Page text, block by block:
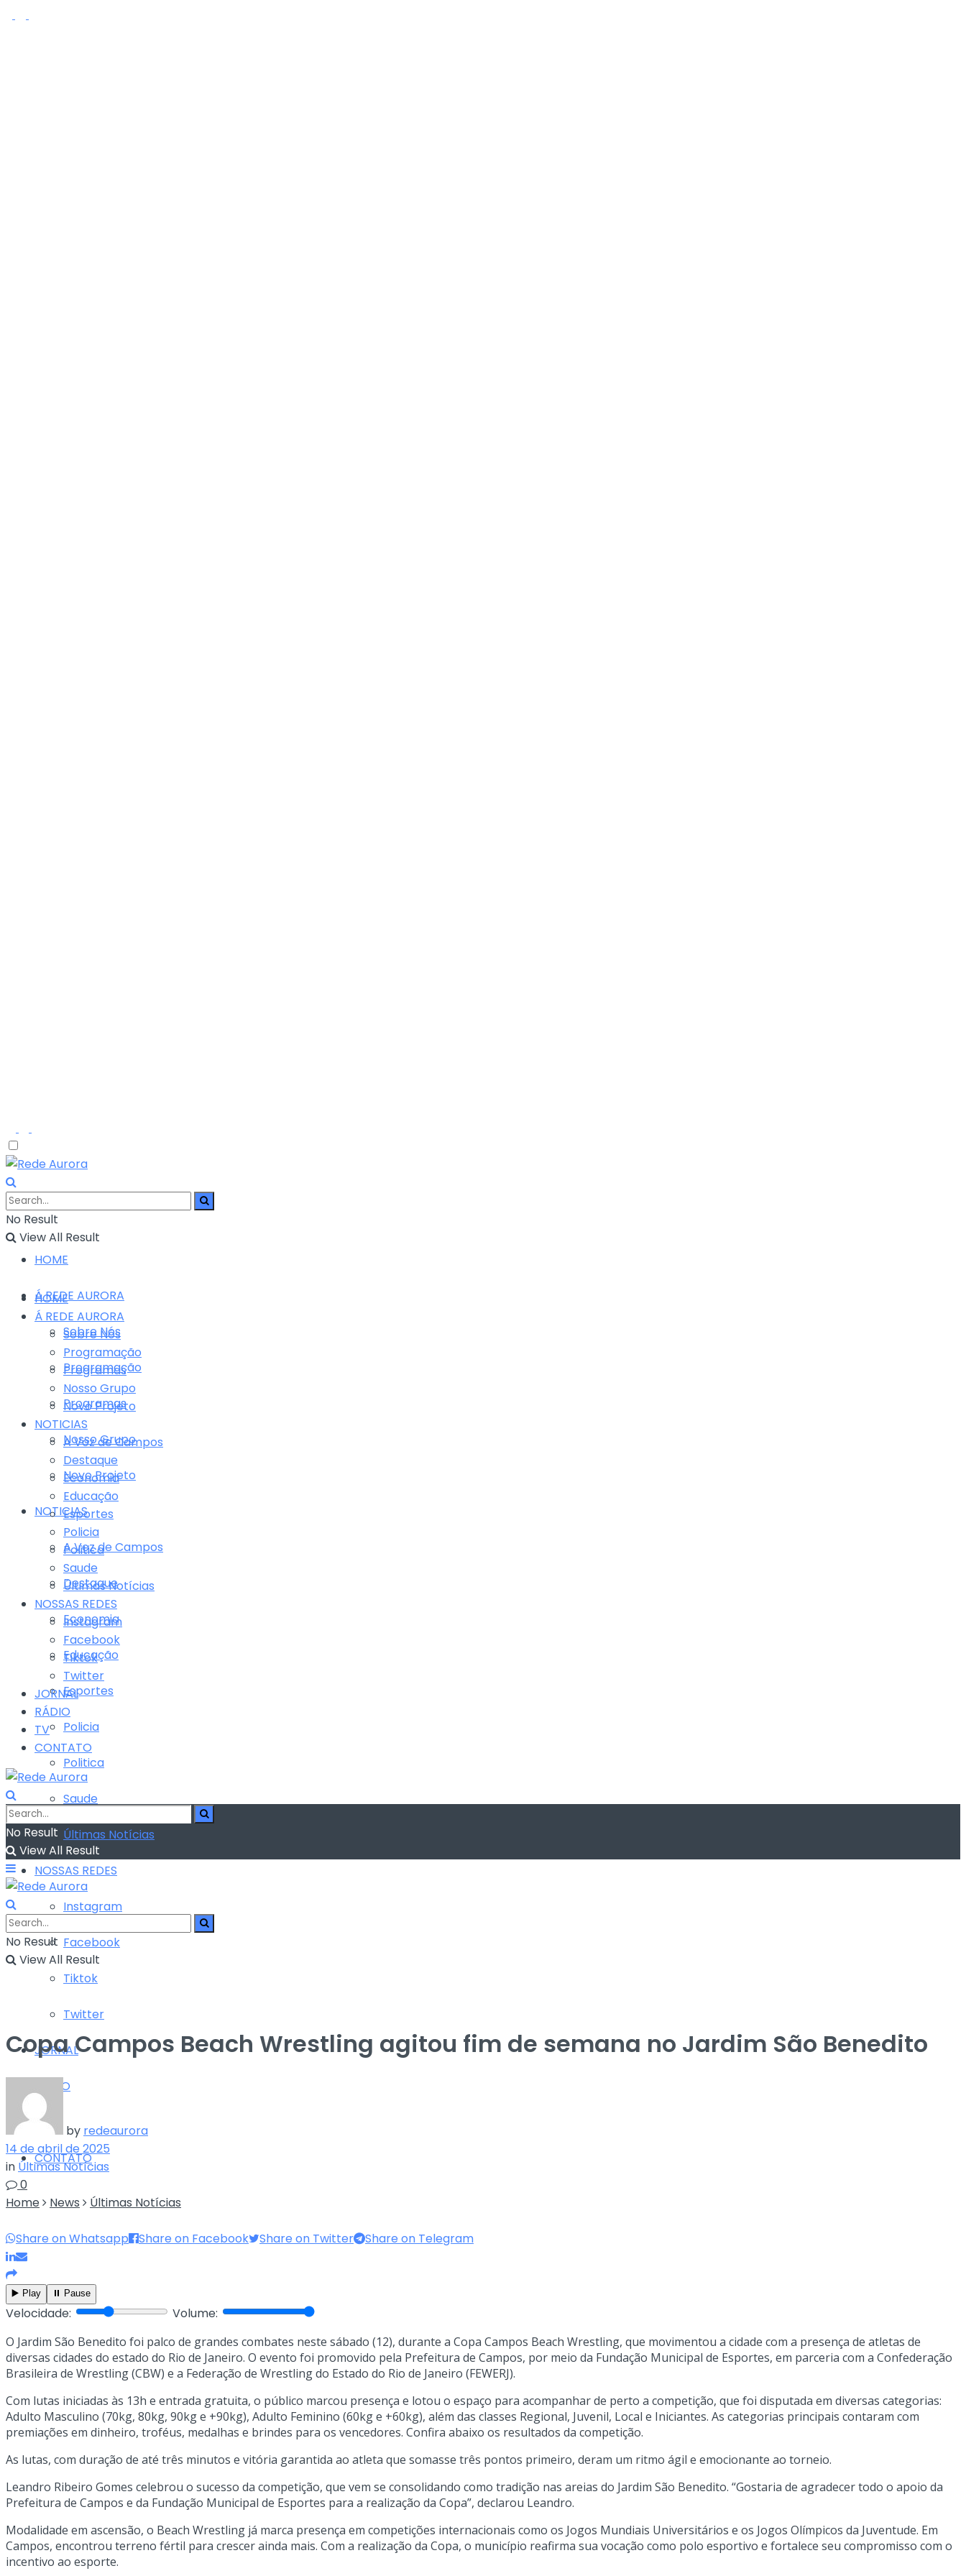
No Result
View All Result
HOME
Á REDE AURORA
Sobre Nós
Programação
Programas
Nosso Grupo
Novo Projeto
NOTICIAS
A Voz de Campos
Destaque
Economia
Educação
Esportes
Policia
Politica
Saude
Últimas Notícias
NOSSAS REDES
Instagram
Facebook
Tiktok
Twitter
JORNAL
RÁDIO
TV
CONTATO
HOME
Á REDE AURORA
Sobre Nós
Programação
Programas
Nosso Grupo
Novo Projeto
NOTICIAS
A Voz de Campos
Destaque
Economia
Educação
Esportes
Policia
Politica
Saude
Últimas Notícias
NOSSAS REDES
Instagram
Facebook
Tiktok
Twitter
JORNAL
RÁDIO
TV
CONTATO
No Result
View All Result
No Result
View All Result
Copa Campos Beach Wrestling agitou fim de semana no Jardim São Benedito
by redeaurora
14 de abril de 2025
in Últimas Notícias
0
Home
News Últimas Notícias
Share on Whatsapp Share on Facebook Share on Twitter Share on Telegram
▶️ Play ⏸️ Pause
Velocidade: Volume:
O Jardim São Benedito foi palco de grandes combates neste sábado (12), durante a Copa Campos Beach Wrestling, que movimentou a cidade com a presença de atletas de
diversas cidades do estado do Rio de Janeiro. O evento foi promovido pela Prefeitura de Campos, por meio da Fundação Municipal de Esportes, em parceria com a Confederação
Brasileira de Wrestling (CBW) e a Federação de Wrestling do Estado do Rio de Janeiro (FEWERJ).
Com lutas iniciadas às 13h e entrada gratuita, o público marcou presença e lotou o espaço para acompanhar de perto a competição, que foi disputada em diversas categorias:
Adulto Masculino (70kg, 80kg, 90kg e +90kg), Adulto Feminino (60kg e +60kg), além das classes Regional, Juvenil, Local e Iniciantes. As categorias principais contaram com
premiações em dinheiro, troféus, medalhas e brindes para os vencedores. Confira abaixo os resultados da competição.
As lutas, com duração de até três minutos e vitória garantida ao atleta que somasse três pontos primeiro, deram um ritmo ágil e emocionante ao torneio.
Leandro Ribeiro Gomes celebrou o sucesso da competição, que vem se consolidando como tradição nas areias do Jardim São Benedito. “Gostaria de agradecer todo o apoio da
Prefeitura de Campos e da Fundação Municipal de Esportes para a realização da Copa”, declarou Leandro.
Modalidade em ascensão, o Beach Wrestling já marca presença em competições internacionais como os Jogos Mundiais Universitários e os Jogos Olímpicos da Juventude. Em
Campos, encontrou terreno fértil para crescer ainda mais. Com a realização da Copa, o município reafirma sua vocação como polo esportivo e fortalece seu compromisso com o
incentivo ao esporte.